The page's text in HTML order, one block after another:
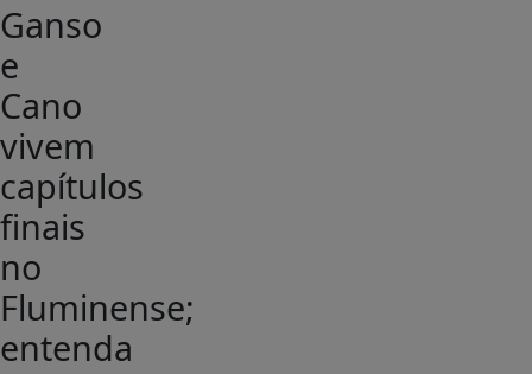
Ganso
e
Cano
vivem
capítulos
finais
no
Fluminense;
entenda